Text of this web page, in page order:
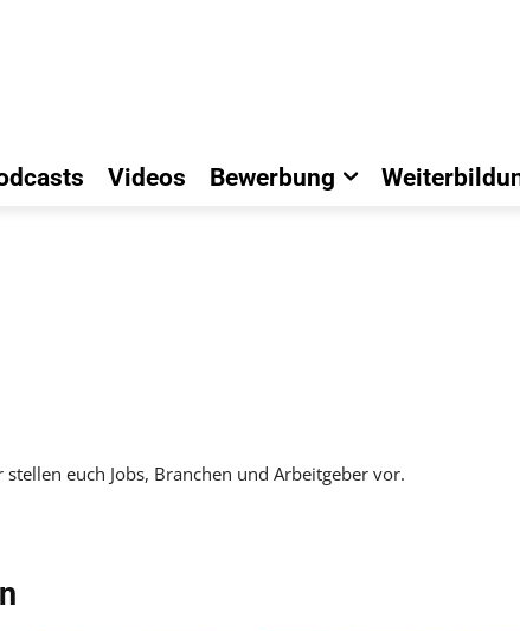
Videos Bewerbung
euch Jobs, Branchen und Arbeitgeber vor.